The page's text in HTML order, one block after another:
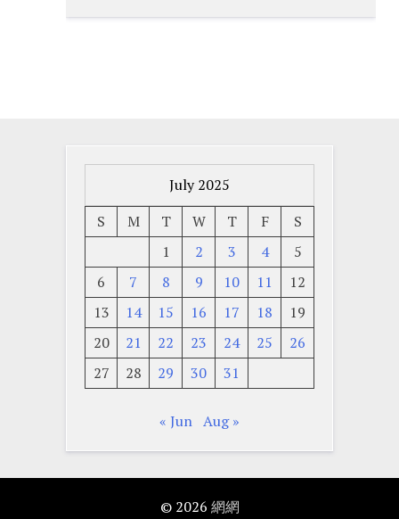
July 2025
S
M T W T F
S
1
2 3 4
5
6
7 8 9 10 11
12
13
14 15 16 17 18
19
20
21 22 23 24 25
26
27
28 29 30 31
« Jun Aug »
© 2026 網網